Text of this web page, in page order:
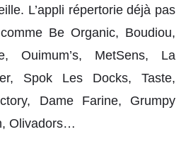
L’appli répertorie déjà pas
comme Be Organic, Boudiou,
Ouimum’s, MetSens, La
Spok Les Docks, Taste,
Dame Farine, Grumpy
Olivadors…